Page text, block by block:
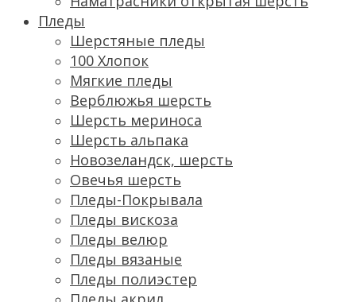
Пледы
Шерстяные пледы
100 Хлопок
Мягкие пледы
Верблюжья шерсть
Шерсть мериноса
Шерсть альпака
Новозеландск, шерсть
Овечья шерсть
Пледы-Покрывала
Пледы вискоза
Пледы велюр
Пледы вязаные
Пледы полиэстер